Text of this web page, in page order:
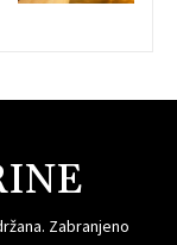
Zabranjeno